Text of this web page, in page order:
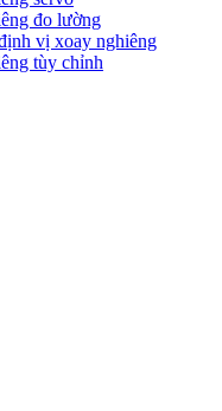
đo lường
vị xoay nghiêng
tùy chỉnh